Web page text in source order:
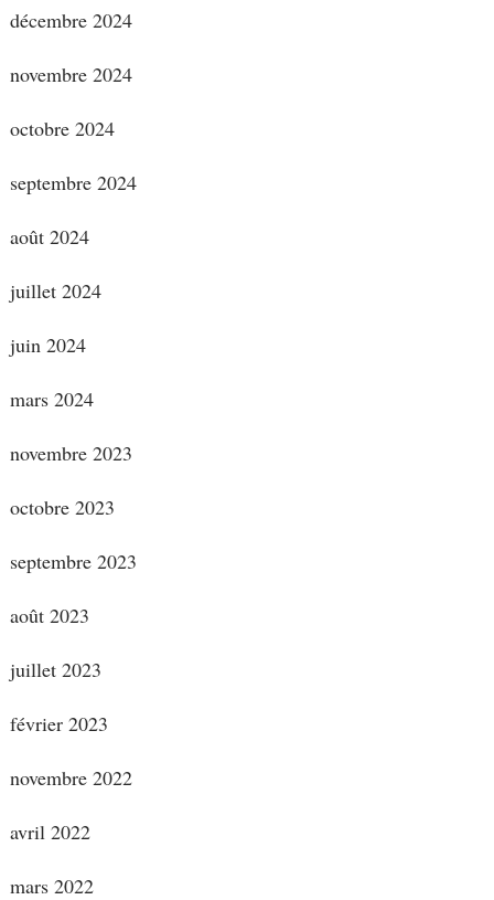
décembre 2024
novembre 2024
octobre 2024
septembre 2024
août 2024
juillet 2024
juin 2024
mars 2024
novembre 2023
octobre 2023
septembre 2023
août 2023
juillet 2023
février 2023
novembre 2022
avril 2022
mars 2022